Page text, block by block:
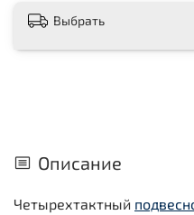
Выбрать
Описание
Четырехтактный